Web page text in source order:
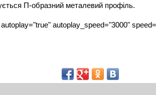
П-образний металевий профіль.
autoplay_speed="3000"